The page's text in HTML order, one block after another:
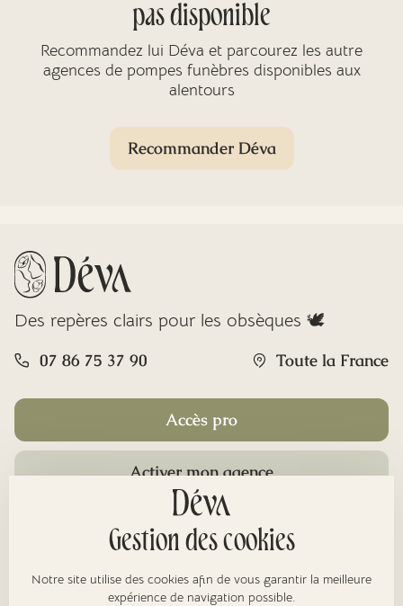
pas disponible
Recommandez lui Déva et parcourez les autre
agences de pompes funèbres disponibles aux
alentours
Recommander Déva
Des repères clairs pour les obsèques 🕊️
07 86 75 37 90 Toute la France
Accès pro
Activer mon agence
Gestion des cookies
Notre site utilise des cookies afin de vous garantir la meilleure
expérience de navigation possible.